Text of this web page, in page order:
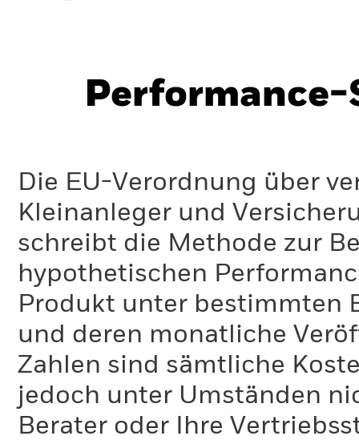
Performance-
Die EU-Verordnung über
Kleinanleger und
schreibt die Methode zur
hypothetischen
Produkt unter bestimmten
und deren monatliche
Zahlen sind sämtliche
jedoch unter Umständen
Berater oder Ihre